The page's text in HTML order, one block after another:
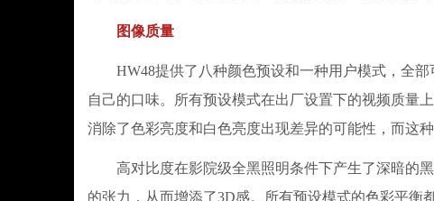
图像质量
HW48提供了八种颜色预设和一种用户模式，全部
自己的口味。所有预设模式在出厂设置下的视频质量
消除了色彩亮度和白色亮度出现差异的可能性，而这
高对比度在影院级全黑照明条件下产生了深暗的黑
的张力，从而增添了3D感。所有预设模式的色彩平